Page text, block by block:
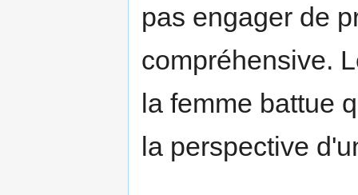
pas engager de
compréhensive.
la femme battue
la perspective